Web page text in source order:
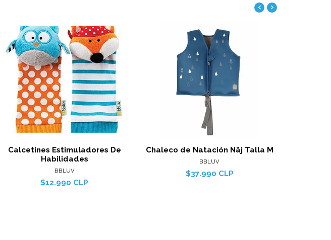
Calcetines Estimuladores De
Habilidades
BBLUV
$12.990 CLP
Ver detalles
Chaleco de Natación Näj Talla M
BBLUV
$37.990 CLP
Ver detalles
‹ ›